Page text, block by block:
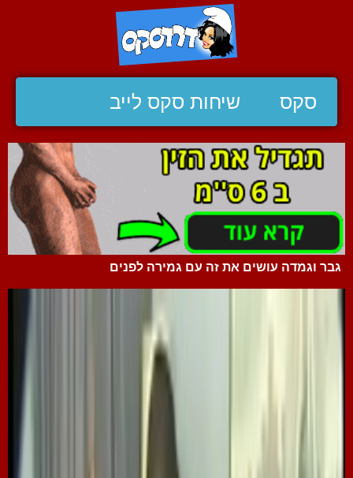
סקס שיחות סקס לייב
גבר וגמדה עושים את זה עם גמירה לפנים